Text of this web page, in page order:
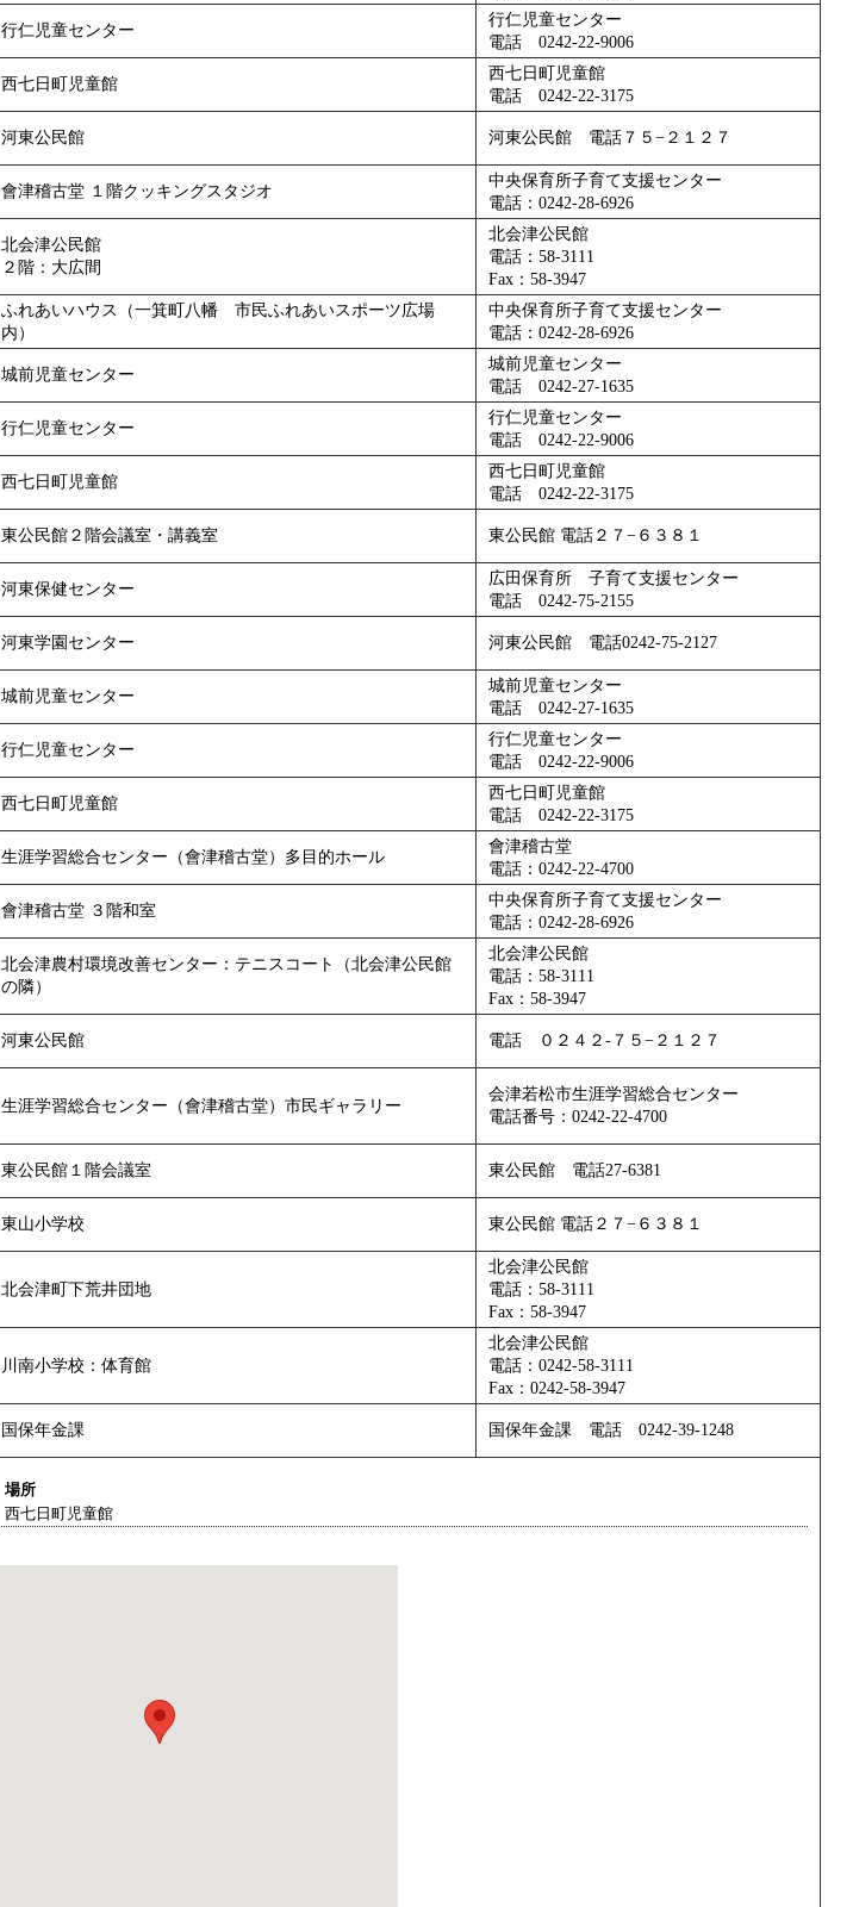
行仁児童センター
行仁児童センター
電話 0242-22-9006
西七日町児童館
西七日町児童館
電話 0242-22-3175
河東公民館 河東公民館 電話７５−２１２７
會津稽古堂 １階クッキングスタジオ
中央保育所子育て支援センター
電話：0242-28-6926
北会津公民館
２階：大広間
北会津公民館
電話：58-3111
Fax：58-3947
ふれあいハウス（一箕町八幡 市民ふれあいスポーツ広場
内）
中央保育所子育て支援センター
電話：0242-28-6926
城前児童センター
城前児童センター
電話 0242-27-1635
行仁児童センター
行仁児童センター
電話 0242-22-9006
西七日町児童館
西七日町児童館
電話 0242-22-3175
東公民館２階会議室・講義室 東公民館 電話２７−６３８１
河東保健センター
広田保育所 子育て支援センター
電話 0242-75-2155
河東学園センター 河東公民館 電話0242-75-2127
城前児童センター
城前児童センター
電話 0242-27-1635
行仁児童センター
行仁児童センター
電話 0242-22-9006
西七日町児童館
西七日町児童館
電話 0242-22-3175
生涯学習総合センター（會津稽古堂）多目的ホール
會津稽古堂
電話：0242-22-4700
會津稽古堂 ３階和室
中央保育所子育て支援センター
電話：0242-28-6926
北会津農村環境改善センター：テニスコート（北会津公民館
の隣）
北会津公民館
電話：58-3111
Fax：58-3947
河東公民館 電話 ０２４２-７５−２１２７
生涯学習総合センター（會津稽古堂）市民ギャラリー
会津若松市生涯学習総合センター
電話番号：0242-22-4700
東公民館１階会議室 東公民館 電話27-6381
東山小学校 東公民館 電話２７−６３８１
北会津町下荒井団地
北会津公民館
電話：58-3111
Fax：58-3947
川南小学校：体育館
北会津公民館
電話：0242-58-3111
Fax：0242-58-3947
国保年金課 国保年金課 電話 0242-39-1248
場所
西七日町児童館